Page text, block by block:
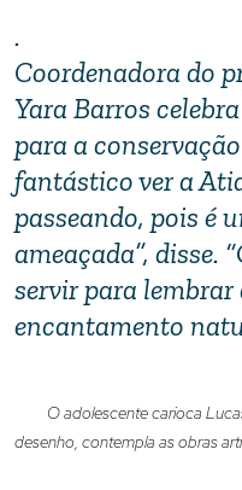
.
Coordenadora do
Yara Barros
para a
fantástico ver a
passeando, pois é
ameaçada”, disse.
servir para lembrar
encantamento
O adolescente carioca
desenho, contempla as obras